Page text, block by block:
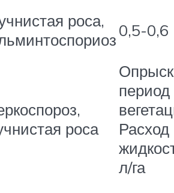
роса,
0,5-0,6
роса
период
л/га